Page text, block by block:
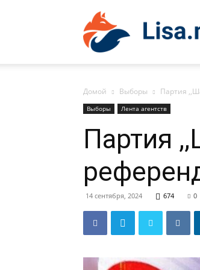
Домой Выборы Партия
Выборы Лента агентств
Партия
14 сентября, 2024 674 0